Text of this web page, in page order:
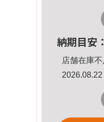
納期目安：
店舗在庫
2026.08.22